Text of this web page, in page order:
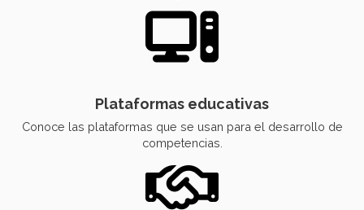
Plataformas educativas
Conoce las plataformas que se usan para el desarrollo de
competencias.